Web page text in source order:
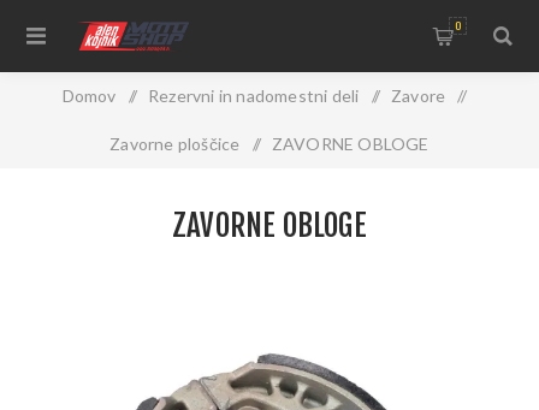
0
Domov / Rezervni in nadomestni deli / Zavore /
Zavorne ploščice / ZAVORNE OBLOGE
ZAVORNE OBLOGE